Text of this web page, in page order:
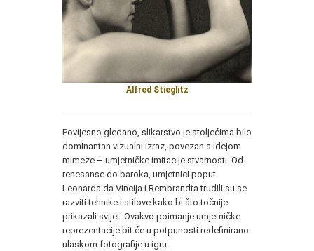
Alfred Stieglitz
Povijesno gledano, slikarstvo je stoljećima bilo
dominantan vizualni izraz, povezan s idejom
mimeze – umjetničke imitacije stvarnosti. Od
renesanse do baroka, umjetnici poput
Leonarda da Vincija i Rembrandta trudili su se
razviti tehnike i stilove kako bi što točnije
prikazali svijet. Ovakvo poimanje umjetničke
reprezentacije bit će u potpunosti redefinirano
ulaskom fotografije u igru.